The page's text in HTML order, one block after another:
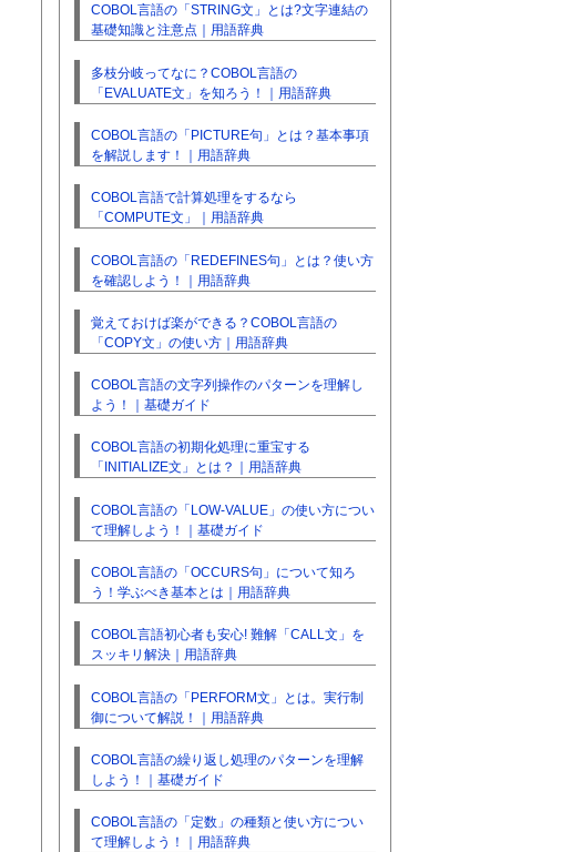
COBOL言語の「STRING文」とは?文字連結の
基礎知識と注意点｜用語辞典
多枝分岐ってなに？COBOL言語の
「EVALUATE文」を知ろう！｜用語辞典
COBOL言語の「PICTURE句」とは？基本事項
を解説します！｜用語辞典
COBOL言語で計算処理をするなら
「COMPUTE文」｜用語辞典
COBOL言語の「REDEFINES句」とは？使い方
を確認しよう！｜用語辞典
覚えておけば楽ができる？COBOL言語の
「COPY文」の使い方｜用語辞典
COBOL言語の文字列操作のパターンを理解し
よう！｜基礎ガイド
COBOL言語の初期化処理に重宝する
「INITIALIZE文」とは？｜用語辞典
COBOL言語の「LOW-VALUE」の使い方につい
て理解しよう！｜基礎ガイド
COBOL言語の「OCCURS句」について知ろ
う！学ぶべき基本とは｜用語辞典
COBOL言語初心者も安心! 難解「CALL文」を
スッキリ解決｜用語辞典
COBOL言語の「PERFORM文」とは。実行制
御について解説！｜用語辞典
COBOL言語の繰り返し処理のパターンを理解
しよう！｜基礎ガイド
COBOL言語の「定数」の種類と使い方につい
て理解しよう！｜用語辞典